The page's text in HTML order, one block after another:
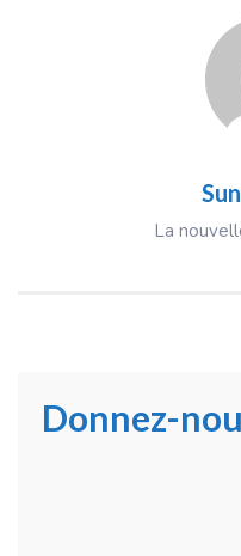
La
Donnez-